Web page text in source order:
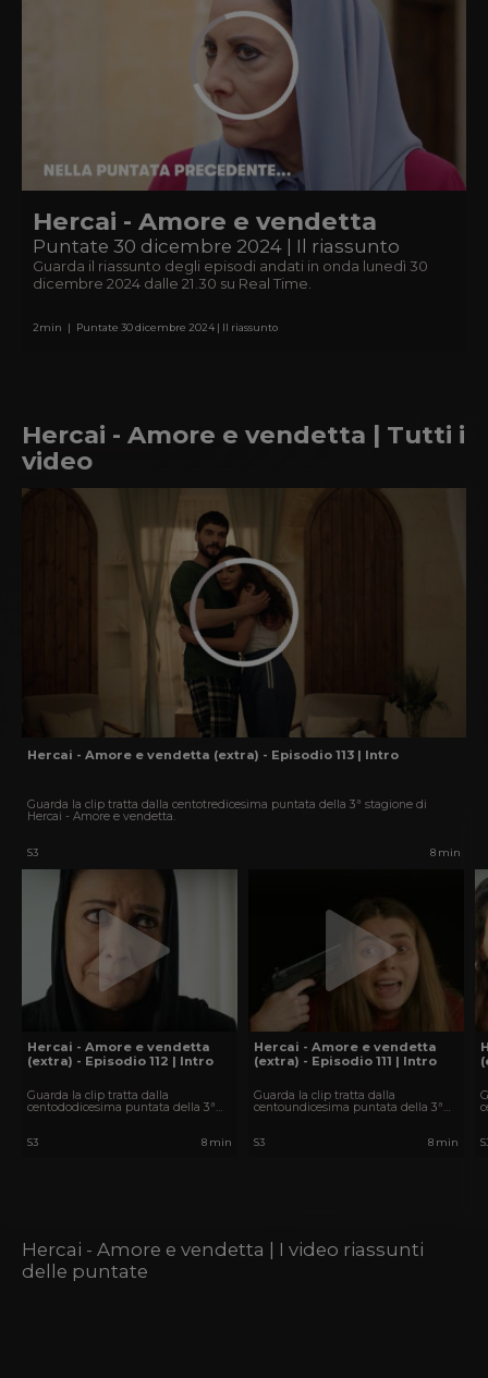
Hercai - Amore e vendetta
Puntate 30 dicembre 2024 | Il riassunto
Guarda il riassunto degli episodi andati in onda lunedì 30
dicembre 2024 dalle 21.30 su Real Time.
2min | Puntate 30 dicembre 2024 | Il riassunto
Hercai - Amore e vendetta | Tutti i
video
Hercai - Amore e vendetta (extra) - Episodio 113 | Intro
Guarda la clip tratta dalla centotredicesima puntata della 3ª stagione di
Hercai - Amore e vendetta.
S3 8 min
Hercai - Amore e vendetta
(extra) - Episodio 112 | Intro
Guarda la clip tratta dalla
centododicesima puntata della 3ª
S3 8 min
Hercai - Amore e vendetta
(extra) - Episodio 111 | Intro
Guarda la clip tratta dalla
centoundicesima puntata della 3ª
S3 8 min
Hercai - Amore e vendetta | I video riassunti
delle puntate